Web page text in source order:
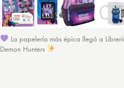
La papelería más épica llegó a
Demon Hunters